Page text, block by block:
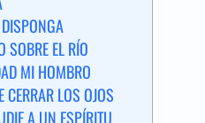
SOBRE EL RÍO
MI HOMBRO
CERRAR LOS OJOS
A UN ESPÍRITU